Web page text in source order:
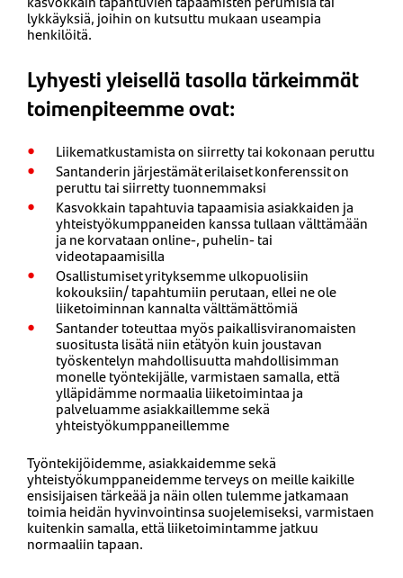
lykkäyksiä, joihin on kutsuttu mukaan useampia
henkilöitä.
Lyhyesti yleisellä tasolla tärkeimmät
toimenpiteemme ovat:
Liikematkustamista on siirretty tai kokonaan peruttu
Santanderin järjestämät erilaiset konferenssit on
peruttu tai siirretty tuonnemmaksi
Kasvokkain tapahtuvia tapaamisia asiakkaiden ja
yhteistyökumppaneiden kanssa tullaan välttämään
ja ne korvataan online-, puhelin- tai
videotapaamisilla
Osallistumiset yrityksemme ulkopuolisiin
kokouksiin/ tapahtumiin perutaan, ellei ne ole
liiketoiminnan kannalta välttämättömiä
Santander toteuttaa myös paikallisviranomaisten
suositusta lisätä niin etätyön kuin joustavan
työskentelyn mahdollisuutta mahdollisimman
monelle työntekijälle, varmistaen samalla, että
ylläpidämme normaalia liiketoimintaa ja
palveluamme asiakkaillemme sekä
yhteistyökumppaneillemme
Työntekijöidemme, asiakkaidemme sekä
yhteistyökumppaneidemme terveys on meille kaikille
ensisijaisen tärkeää ja näin ollen tulemme jatkamaan
toimia heidän hyvinvointinsa suojelemiseksi, varmistaen
kuitenkin samalla, että liiketoimintamme jatkuu
normaaliin tapaan.